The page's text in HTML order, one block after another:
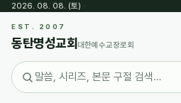
2026. 08. 08. (토) ·
EST. 2007
동탄명성교회 대한예수교장로회
Sketchbook5, 스